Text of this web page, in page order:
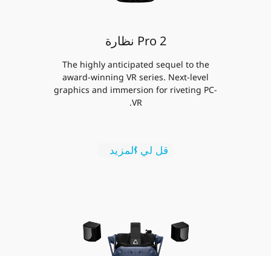
Pro 2 نظارة
The highly anticipated sequel to the
award-winning VR series. Next-level
graphics and immersion for riveting PC-
VR.
قل لي المزيد